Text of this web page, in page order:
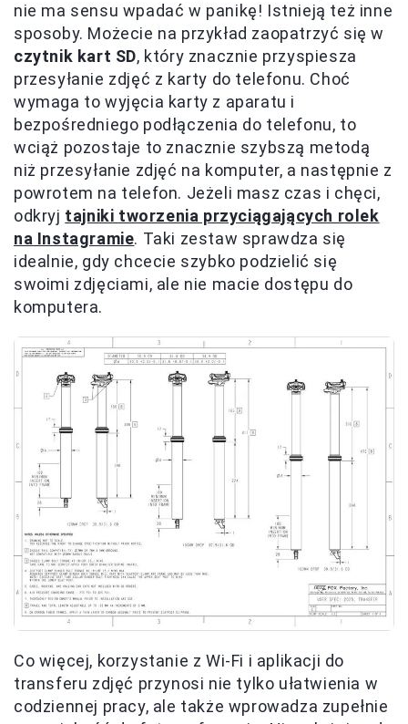
nie ma sensu wpadać w panikę! Istnieją też inne
sposoby. Możecie na przykład zaopatrzyć się w
czytnik kart SD, który znacznie przyspiesza
przesyłanie zdjęć z karty do telefonu. Choć
wymaga to wyjęcia karty z aparatu i
bezpośredniego podłączenia do telefonu, to
wciąż pozostaje to znacznie szybszą metodą
niż przesyłanie zdjęć na komputer, a następnie z
powrotem na telefon. Jeżeli masz czas i chęci,
odkryj tajniki tworzenia przyciągających rolek
na Instagramie. Taki zestaw sprawdza się
idealnie, gdy chcecie szybko podzielić się
swoimi zdjęciami, ale nie macie dostępu do
komputera.
Co więcej, korzystanie z Wi-Fi i aplikacji do
transferu zdjęć przynosi nie tylko ułatwienia w
codziennej pracy, ale także wprowadza zupełnie